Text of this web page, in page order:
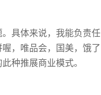
具体来说，我能负责任
，唯品会，国美，饿了
种推展商业模式。